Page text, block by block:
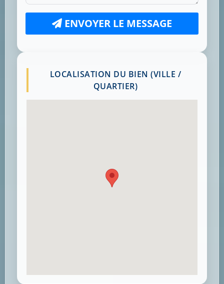
ENVOYER LE MESSAGE
LOCALISATION DU BIEN (VILLE /
QUARTIER)